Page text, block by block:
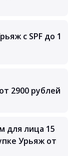
с SPF до 1
2900 рублей
для лица 15
Урьяж от